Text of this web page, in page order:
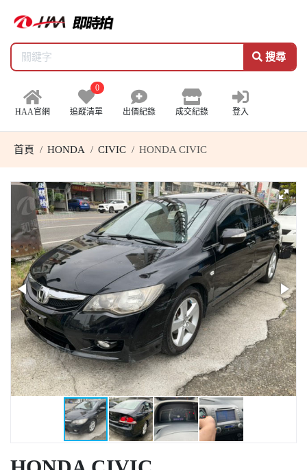
搜尋
HAA官網
0
追蹤清單 出價紀錄 成交紀錄 登入
首頁 HONDA CIVIC HONDA CIVIC